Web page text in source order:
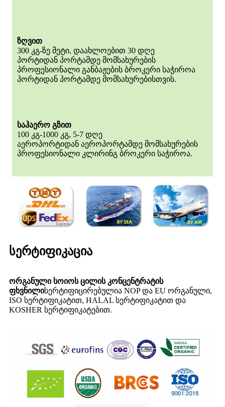
ზღვით
300 კგ-ზე მეტი, დაახლოებით 30 დღე
პორტიდან პორტამდე მომსახურების
პროფესიონალი განბაჟების ბროკერი საჭიროა
პორტიდან პორტამდე მომსახურებისთვის.
საჰაერო გზით
100 კგ-1000 კგ, 5-7 დღე
აეროპორტიდან აეროპორტამდე მომსახურების
პროფესიონალი კლირინგ ბროკერი საჭიროა.
სერტიფიკაცია
ორგანული სოიოს ცილის კონცენტრატის
ფხვნილისერტიფიცირებულია NOP და EU ორგანული,
ISO სერტიფიკატით, HALAL სერტიფიკატით და
KOSHER სერტიფიკატებით.